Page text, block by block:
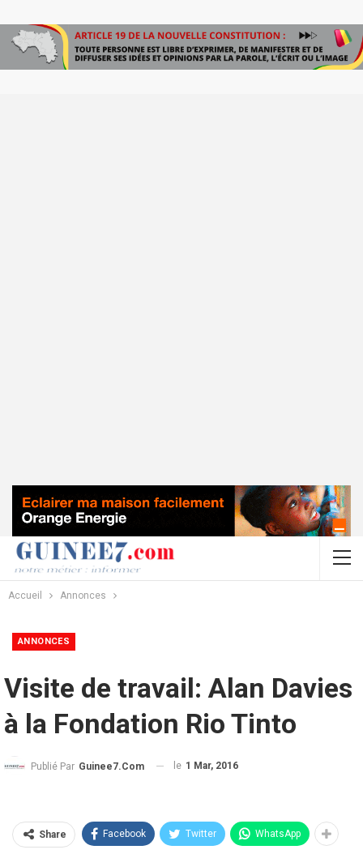
Accueil Annonces
ANNONCES
Visite de travail: Alan Davies
à la Fondation Rio Tinto
Publié Par Guinee7.com le 1 Mar, 2016
Share Facebook Twitter WhatsApp